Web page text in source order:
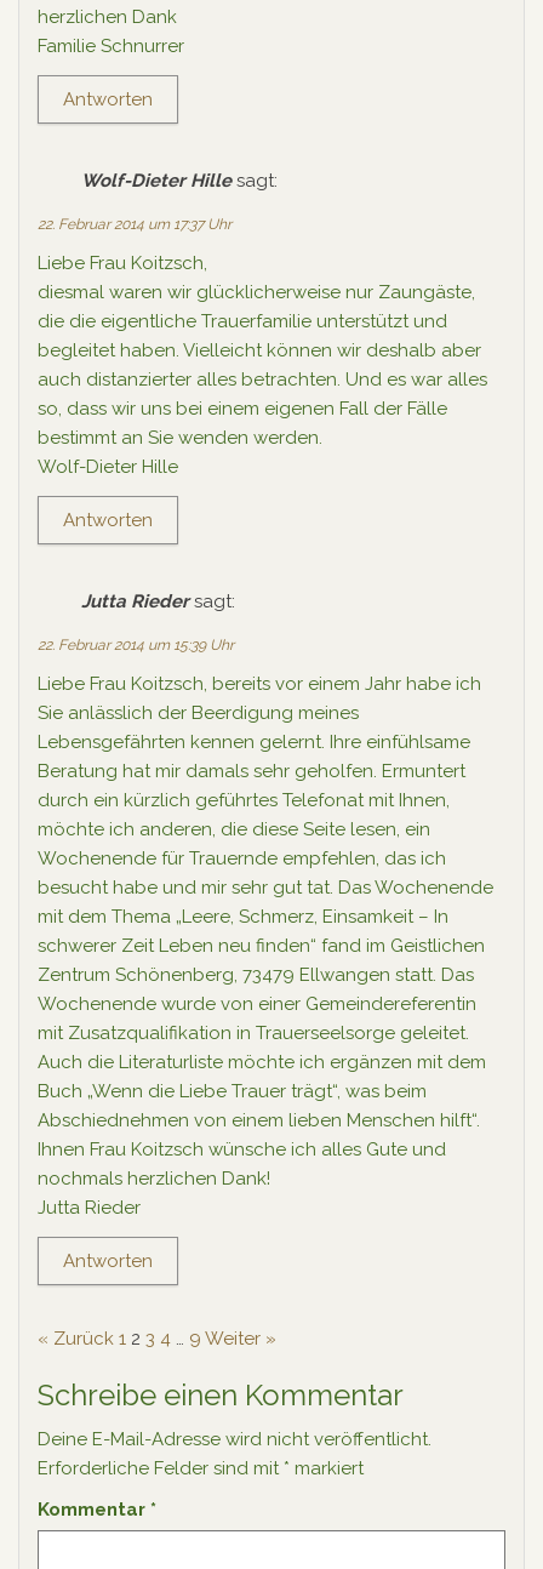
herzlichen Dank
Familie Schnurrer
Antworten
Wolf-Dieter Hille sagt:
22. Februar 2014 um 17:37 Uhr
Liebe Frau Koitzsch,
diesmal waren wir glücklicherweise nur Zaungäste,
die die eigentliche Trauerfamilie unterstützt und
begleitet haben. Vielleicht können wir deshalb aber
auch distanzierter alles betrachten. Und es war alles
so, dass wir uns bei einem eigenen Fall der Fälle
bestimmt an Sie wenden werden.
Wolf-Dieter Hille
Antworten
Jutta Rieder sagt:
22. Februar 2014 um 15:39 Uhr
Liebe Frau Koitzsch, bereits vor einem Jahr habe ich
Sie anlässlich der Beerdigung meines
Lebensgefährten kennen gelernt. Ihre einfühlsame
Beratung hat mir damals sehr geholfen. Ermuntert
durch ein kürzlich geführtes Telefonat mit Ihnen,
möchte ich anderen, die diese Seite lesen, ein
Wochenende für Trauernde empfehlen, das ich
besucht habe und mir sehr gut tat. Das Wochenende
mit dem Thema „Leere, Schmerz, Einsamkeit – In
schwerer Zeit Leben neu finden“ fand im Geistlichen
Zentrum Schönenberg, 73479 Ellwangen statt. Das
Wochenende wurde von einer Gemeindereferentin
mit Zusatzqualifikation in Trauerseelsorge geleitet.
Auch die Literaturliste möchte ich ergänzen mit dem
Buch „Wenn die Liebe Trauer trägt“, was beim
Abschiednehmen von einem lieben Menschen hilft“.
Ihnen Frau Koitzsch wünsche ich alles Gute und
nochmals herzlichen Dank!
Jutta Rieder
Antworten
« Zurück 1 2 3 4 … 9 Weiter »
Schreibe einen Kommentar
Deine E-Mail-Adresse wird nicht veröffentlicht.
Erforderliche Felder sind mit * markiert
Kommentar *